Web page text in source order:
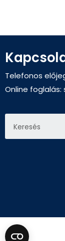
Telefonos
Online foglalás: